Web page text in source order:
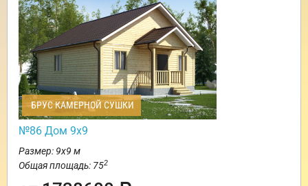
БРУС КАМЕРНОЙ СУШКИ
№86 Дом 9х9
Размер: 9х9 м
Общая площадь: 752